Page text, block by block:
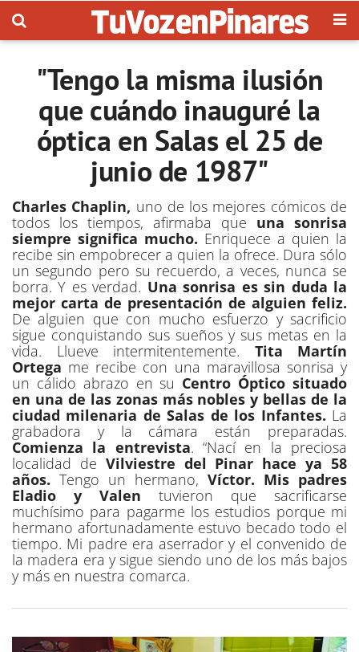
"Tengo la misma ilusión
que cuándo inauguré la
óptica en Salas el 25 de
junio de 1987"
Charles Chaplin, uno de los mejores cómicos de
todos los tiempos, afirmaba que una sonrisa
siempre significa mucho. Enriquece a quien la
recibe sin empobrecer a quien la ofrece. Dura sólo
un segundo pero su recuerdo, a veces, nunca se
borra. Y es verdad. Una sonrisa es sin duda la
mejor carta de presentación de alguien feliz.
De alguien que con mucho esfuerzo y sacrificio
sigue conquistando sus sueños y sus metas en la
vida. Llueve intermitentemente. Tita Martín
Ortega me recibe con una maravillosa sonrisa y
un cálido abrazo en su Centro Óptico situado
en una de las zonas más nobles y bellas de la
ciudad milenaria de Salas de los Infantes. La
grabadora y la cámara están preparadas.
Comienza la entrevista. “Nací en la preciosa
localidad de Vilviestre del Pinar hace ya 58
años. Tengo un hermano, Víctor. Mis padres
Eladio y Valen tuvieron que sacrificarse
muchísimo para pagarme los estudios porque mi
hermano afortunadamente estuvo becado todo el
tiempo. Mi padre era aserrador y el convenido de
la madera era y sigue siendo uno de los más bajos
y más en nuestra comarca.